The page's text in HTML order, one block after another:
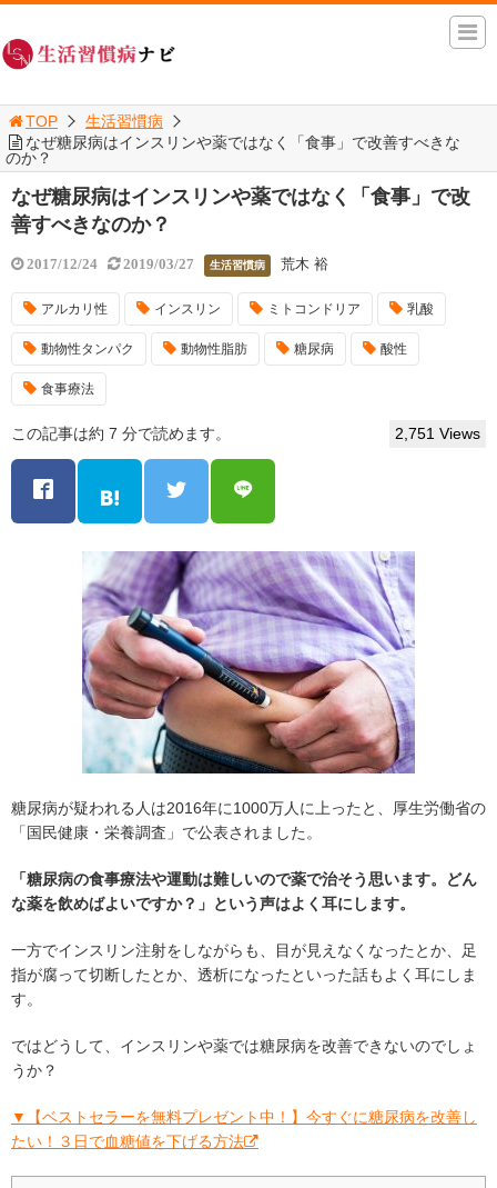
TOP
生活習慣病
なぜ糖尿病はインスリンや薬ではなく「食事」で改善すべきな
のか？
なぜ糖尿病はインスリンや薬ではなく「食事」で改
善すべきなのか？
2017/12/24 2019/03/27 生活習慣病 荒木 裕
アルカリ性 インスリン ミトコンドリア 乳酸
動物性タンパク 動物性脂肪 糖尿病 酸性
食事療法
この記事は約 7 分で読めます。 2,751 Views
糖尿病が疑われる人は2016年に1000万人に上ったと、厚生労働省の
「国民健康・栄養調査」で公表されました。
「糖尿病の食事療法や運動は難しいので薬で治そう思います。どん
な薬を飲めばよいですか？」という声はよく耳にします。
一方でインスリン注射をしながらも、目が見えなくなったとか、足
指が腐って切断したとか、透析になったといった話もよく耳にしま
す。
ではどうして、インスリンや薬では糖尿病を改善できないのでしょ
うか？
▼【ベストセラーを無料プレゼント中！】今すぐに糖尿病を改善し
たい！３日で血糖値を下げる方法